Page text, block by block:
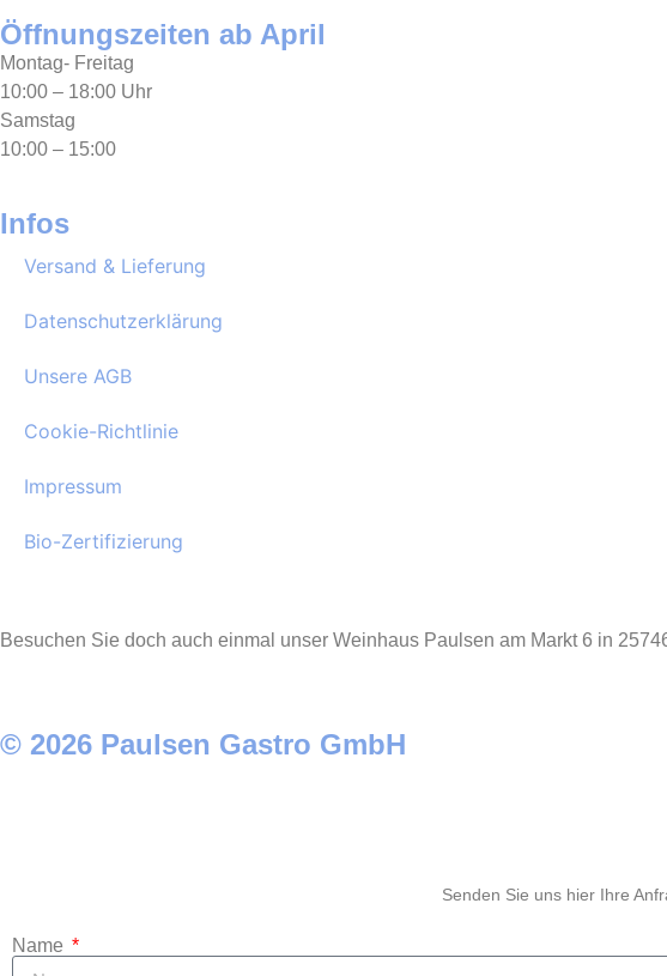
Öffnungszeiten ab April
Montag- Freitag
10:00 – 18:00 Uhr
Samstag
10:00 – 15:00
Infos
Versand & Lieferung
Datenschutzerklärung
Unsere AGB
Cookie-Richtlinie
Impressum
Bio-Zertifizierung
Besuchen Sie doch auch einmal unser Weinhaus Paulsen am Markt 6 in
© 2026 Paulsen Gastro GmbH
Senden Sie uns hier Ihre
Name